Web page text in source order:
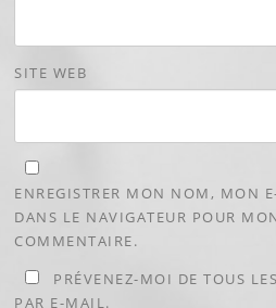
SITE WEB
ENREGISTRER MON NOM, MON
DANS LE NAVIGATEUR POUR
COMMENTAIRE.
PRÉVENEZ-MOI DE TOUS
PAR E-MAIL.